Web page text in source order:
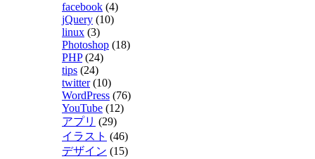
facebook (4)
jQuery (10)
linux (3)
Photoshop (18)
PHP(24)
tips (24)
twitter(10)
WordPress (76)
YouTube (12)
アプリ (29)
イラスト (46)
デザイン (15)